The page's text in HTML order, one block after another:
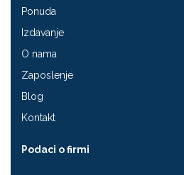
Ponuda
Izdavanje
O nama
Zaposlenje
Blog
Kontakt
Podaci o firmi